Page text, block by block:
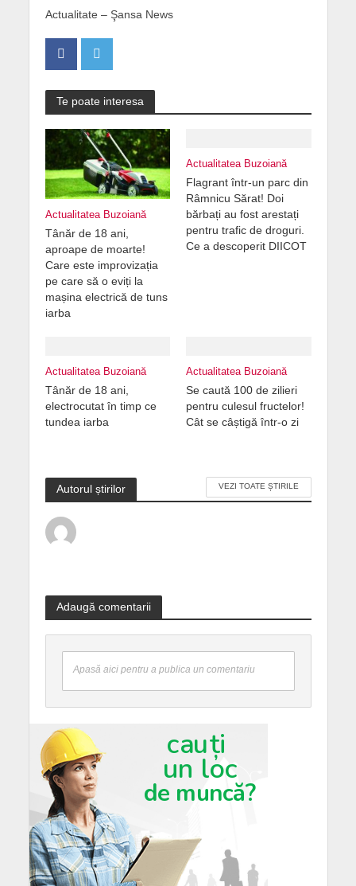
Actualitate – Şansa News
Te poate interesa
Actualitatea Buzoiană
Tânăr de 18 ani,
aproape de moarte!
Care este improvizația
pe care să o eviți la
mașina electrică de tuns
iarba
Actualitatea Buzoiană
Flagrant într-un parc din
Râmnicu Sărat! Doi
bărbați au fost arestați
pentru trafic de droguri.
Ce a descoperit DIICOT
Actualitatea Buzoiană
Tânăr de 18 ani,
electrocutat în timp ce
tundea iarba
Actualitatea Buzoiană
Se caută 100 de zilieri
pentru culesul fructelor!
Cât se câștigă într-o zi
Autorul știrilor VEZI TOATE ȘTIRILE
Adaugă comentarii
Apasă aici pentru a publica un comentariu